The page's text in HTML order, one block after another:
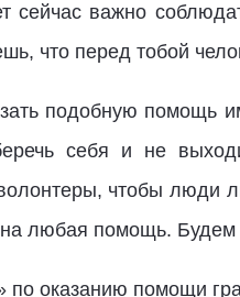
сейчас важно
что перед тобой
подобную помощь
себя и не
чтобы люди
любая помощь.
по оказанию помощи